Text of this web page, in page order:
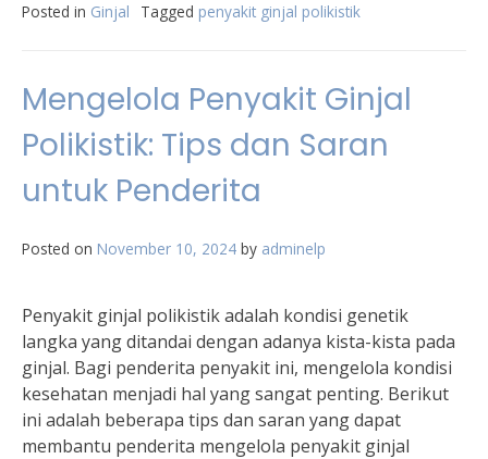
Posted in Ginjal Tagged penyakit ginjal polikistik
Mengelola Penyakit Ginjal
Polikistik: Tips dan Saran
untuk Penderita
Posted on November 10, 2024 by adminelp
Penyakit ginjal polikistik adalah kondisi genetik
langka yang ditandai dengan adanya kista-kista pada
ginjal. Bagi penderita penyakit ini, mengelola kondisi
kesehatan menjadi hal yang sangat penting. Berikut
ini adalah beberapa tips dan saran yang dapat
membantu penderita mengelola penyakit ginjal